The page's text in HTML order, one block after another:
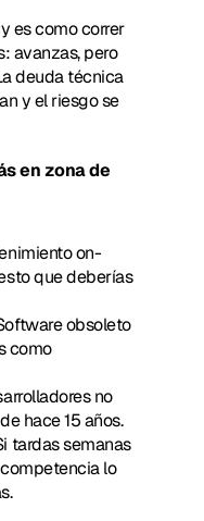
es como correr
avanzas, pero
deuda técnica
y el riesgo se
en zona de
on-
que deberías
obsoleto
como
no
hace 15 años.
tardas semanas
lo